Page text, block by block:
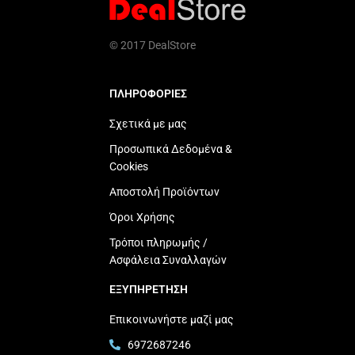
© 2017 DealStore
ΠΛΗΡΟΦΟΡΙΕΣ
Σχετικά με μας
Προσωπικά Δεδομένα &
Cookies
Αποστολή Προϊόντων
Όροι Χρήσης
Τρόποι πληρωμής /
Ασφάλεια Συναλλαγών
ΕΞΥΠΗΡΕΤΗΣΗ
Επικοινωνήστε μαζί μας
6972687246